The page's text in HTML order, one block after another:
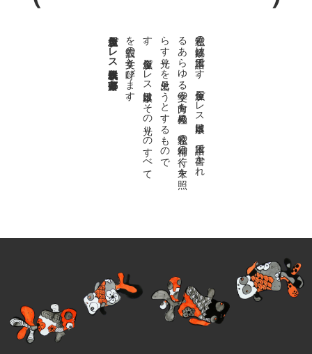
私達の
故郷は
日本語で
す
。
金魚屋プ
レ
ス
日本版は
、
日本語で
書か
れ
る
あ
ら
ゆ
る
文学の
方向を
見極め
、
私達の
精神の
行く
末を
照
ら
す
光り
を
見出そ
う
と
す
る
も
の
で
す
。
金魚屋プ
レ
ス
日本版は
そ
の
光り
の
す
べ
て
を
広義の
文学と
呼び
ま
す
。
金魚屋プレス日本版代表 齋藤都